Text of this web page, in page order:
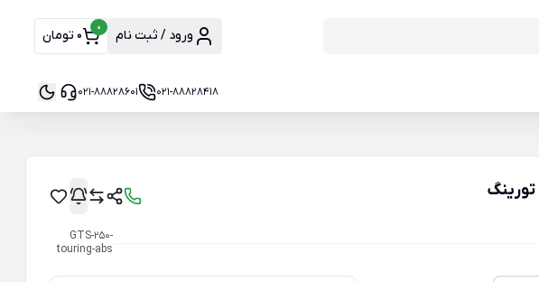
ورود / ثبت نام 0 0 تومان
021-88828418
021-88828601
GTS-250-
touring-abs